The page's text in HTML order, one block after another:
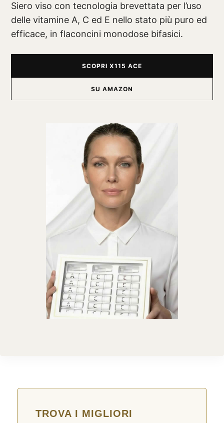
Siero viso con tecnologia brevettata per l’uso
delle vitamine A, C ed E nello stato più puro ed
efficace, in flaconcini monodose bifasici.
SCOPRI X115 ACE
SU AMAZON
TROVA I MIGLIORI